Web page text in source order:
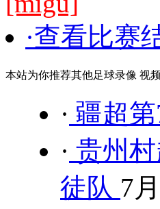
·查看比赛
本站为你推荐其他足球录像 视频
· 疆超
· 贵州
徒队 7